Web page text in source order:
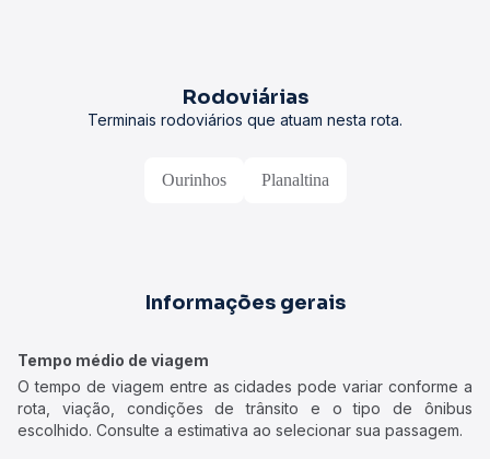
Rodoviárias
Terminais rodoviários que atuam nesta rota.
Ourinhos Planaltina
Informações gerais
Tempo médio de viagem
O tempo de viagem entre as cidades pode variar conforme a
rota, viação, condições de trânsito e o tipo de ônibus
escolhido. Consulte a estimativa ao selecionar sua passagem.